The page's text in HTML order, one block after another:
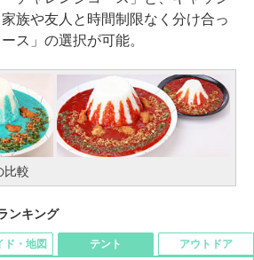
族や友人と時間制限なく分け合っ
ス」の選択が可能。
比較
ンキング
ド・地図 テント アウトドア